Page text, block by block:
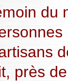
du
près